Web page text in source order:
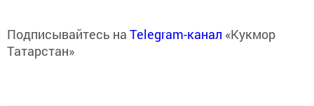
Подписывайтесь на Telegram-канал «Кукмор
Татарстан»